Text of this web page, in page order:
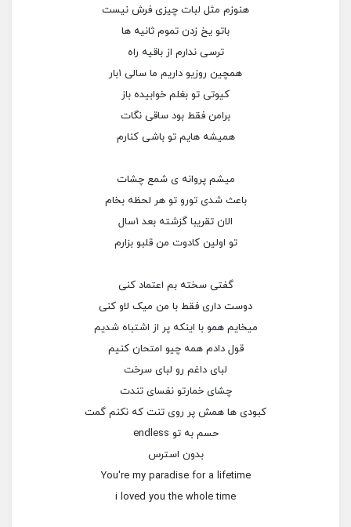
هنوزم مثل لبات چیزی فرش نیست
باتو یخ زدن تموم ثانیه ها
ترسی ندارم از باقیه راه
همچین روزیو داریم ما سالی ۱بار
کیوتی تو بغلم خوابیده باز
برامن فقط بود ساقی نگات
همیشه هایم تو باشی کنارم
میشم پروانه ی شمع چشات
باعث شدی تورو تو هر لحظه بخام
الان تقریبا گزشته بعد ۱سال
تو اولین کادوت من قلبو بزارم
گفتی سخته بم اعتماد کنی
دوست داری فقط با من میک لاو کنی
میخایم همو با اینکه پر از اشتباه شدیم
قول دادم همه چیو امتحان کنیم
لبای داغم رو لبای سرخت
چشای خمارتو نفسای تندت
کبودی ها همش پر روی تنت که نکنم گمت
حسم به تو endless
بدون استرس
You're my paradise for a lifetime
i loved you the whole time